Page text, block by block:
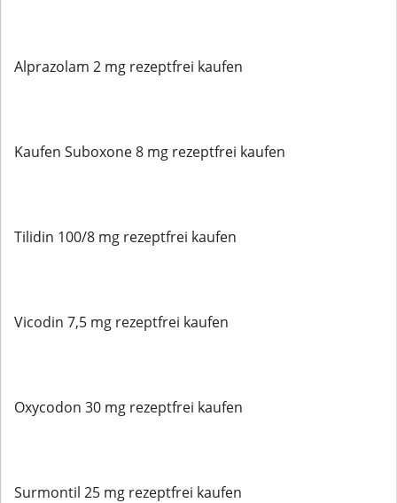
Alprazolam 2 mg rezeptfrei kaufen
Kaufen Suboxone 8 mg rezeptfrei kaufen
Tilidin 100/8 mg rezeptfrei kaufen
Vicodin 7,5 mg rezeptfrei kaufen
Oxycodon 30 mg rezeptfrei kaufen
Surmontil 25 mg rezeptfrei kaufen